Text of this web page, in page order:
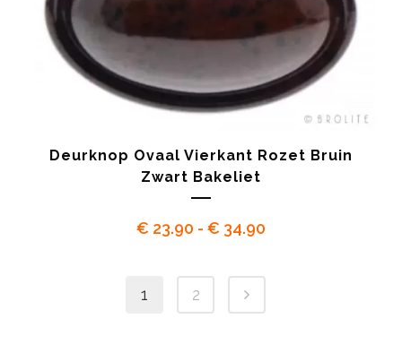
Deurknop Ovaal Vierkant Rozet Bruin
Zwart Bakeliet
€ 23.90 - € 34.90Prijsklasse:
tot
1 2